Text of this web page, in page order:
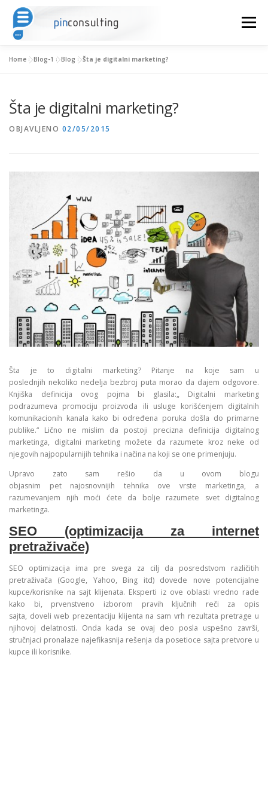
Skoči na sadržaj
Izbornik
ANALIZE JEZIK:
Home »Blog-1 »Blog »Šta je digitalni marketing?
Šta je digitalni marketing?
OBJAVLJENO 02/05/2015
Šta je to digitalni marketing? Pitanje na koje sam u
poslednjih nekoliko nedelja bezbroj puta morao da dajem odgovore.
Knjiška definicija ovog pojma bi glasila:„ Digitalni marketing
podrazumeva promociju proizvoda ili usluge korišćenjem digitalnih
komunikacionih kanala kako bi određena poruka došla do primarne
publike.“ Lično ne mislim da postoji precizna definicija digitalnog
marketinga, digitalni marketing možete da razumete kroz neke od
njegovih najpopularnijih tehnika i načina na koji se one primenjuju.
Upravo zato sam rešio da u ovom blogu
objasnim pet najosnovnijih tehnika ove vrste marketinga, a
razumevanjem njih moći ćete da bolje razumete svet digitalnog
marketinga.
SEO (optimizacija za internet
pretraživače)
SEO optimizacija ima pre svega za cilj da posredstvom različitih
pretraživača (Google, Yahoo, Bing itd) dovede nove potencijalne
kupce/korisnike na sajt klijenata. Eksperti iz ove oblasti vredno rade
kako bi, prvenstveno izborom pravih ključnih reči za opis
sajta, doveli web prezentaciju klijenta na sam vrh rezultata pretrage u
njihovoj delatnosti. Onda kada se ovaj deo posla uspešno završi,
stručnjaci pronalaze najefikasnija rešenja da posetioce sajta pretvore u
kupce ili korisnike.